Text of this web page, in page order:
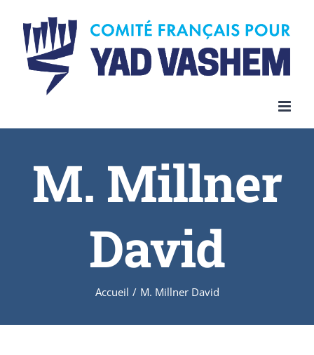
content
M. Millner
David
Accueil / M. Millner David